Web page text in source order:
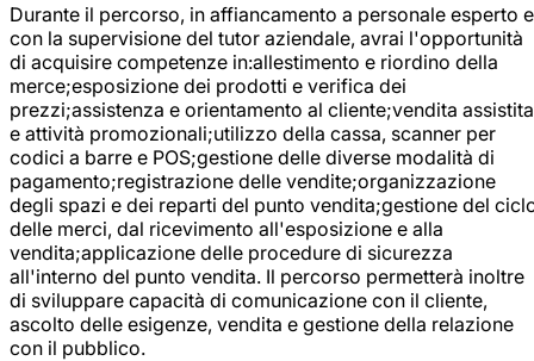
Durante il percorso, in affiancamento a personale esperto e
con la supervisione del tutor aziendale, avrai l'opportunità
di acquisire competenze in:allestimento e riordino della
merce;esposizione dei prodotti e verifica dei
prezzi;assistenza e orientamento al cliente;vendita assistita
e attività promozionali;utilizzo della cassa, scanner per
codici a barre e POS;gestione delle diverse modalità di
pagamento;registrazione delle vendite;organizzazione
degli spazi e dei reparti del punto vendita;gestione del
delle merci, dal ricevimento all'esposizione e alla
vendita;applicazione delle procedure di sicurezza
all'interno del punto vendita. Il percorso permetterà inoltre
di sviluppare capacità di comunicazione con il cliente,
ascolto delle esigenze, vendita e gestione della relazione
con il pubblico.